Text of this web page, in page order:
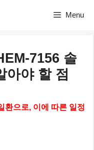
Menu
7156 솔
아야 할 점
환으로, 이에 따른 일정